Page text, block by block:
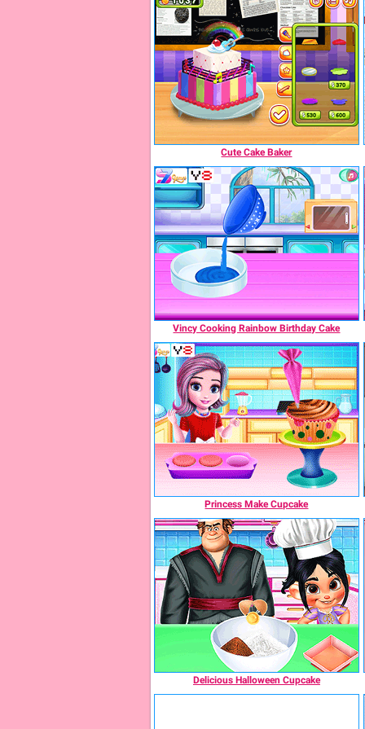
Cute Cake Baker
Vincy Cooking Rainbow Birthday Cake
Princess Make Cupcake
Delicious Halloween Cupcake